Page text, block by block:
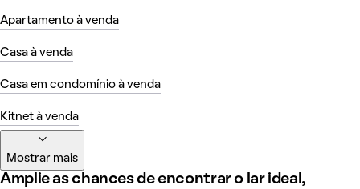
Apartamento à venda
Casa à venda
Casa em condomínio à venda
Kitnet à venda
Mostrar mais
Amplie as chances de encontrar o lar ideal,